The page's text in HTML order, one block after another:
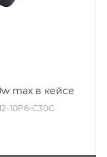
max в кейсе
10P6-C30C